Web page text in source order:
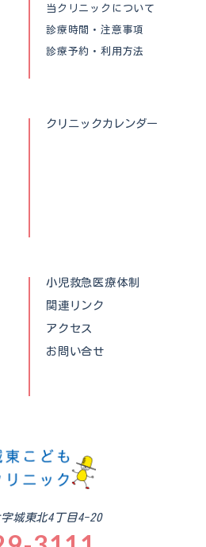
当クリニックについて
診療時間・注意事項
診療予約・利用方法
クリニックカレンダー
小児救急医療体制
関連リンク
アクセス
お問い合せ
城東北4丁目4-20